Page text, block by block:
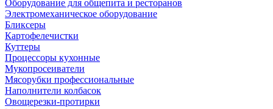
Оборудование для общепита и ресторанов
Электромеханическое оборудование
Бликсеры
Картофелечистки
Куттеры
Процессоры кухонные
Мукопросеиватели
Мясорубки профессиональные
Наполнители колбасок
Овощерезки-протирки